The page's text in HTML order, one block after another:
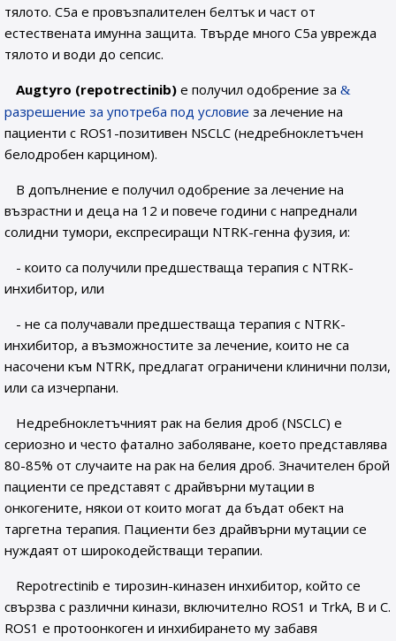
тялото. С5а е провъзпалителен белтък и част от
естествената имунна защита. Твърде много С5а уврежда
тялото и води до сепсис.
Augtyro (repotrectinib) е получил одобрение за
разрешение за употреба под условие за лечение на
пациенти с ROS1-позитивен NSCLC (недребноклетъчен
белодробен карцином).
В допълнение е получил одобрение за лечение на
възрастни и деца на 12 и повече години с напреднали
солидни тумори, експресиращи NTRK-генна фузия, и:
- които са получили предшестваща терапия с NTRK-
инхибитор, или
- не са получавали предшестваща терапия с NTRK-
инхибитор, а възможностите за лечение, които не са
насочени към NTRK, предлагат ограничени клинични ползи,
или са изчерпани.
Недребноклетъчният рак на белия дроб (NSCLC) е
сериозно и често фатално заболяване, което представлява
80-85% от случаите на рак на белия дроб. Значителен брой
пациенти се представят с драйвърни мутации в
онкогените, някои от които могат да бъдат обект на
таргетна терапия. Пациенти без драйвърни мутации се
нуждаят от широкодействащи терапии.
Repotrectinib е тирозин-киназен инхибитор, който се
свързва с различни кинази, включително ROS1 и TrkA, B и С.
ROS1 е протоонкоген и инхибирането му забавя